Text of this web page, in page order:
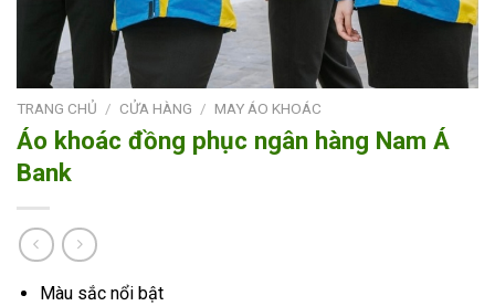
TRANG CHỦ / CỬA HÀNG / MAY ÁO KHOÁC
Áo khoác đồng phục ngân hàng Nam Á
Bank
Màu sắc nổi bật